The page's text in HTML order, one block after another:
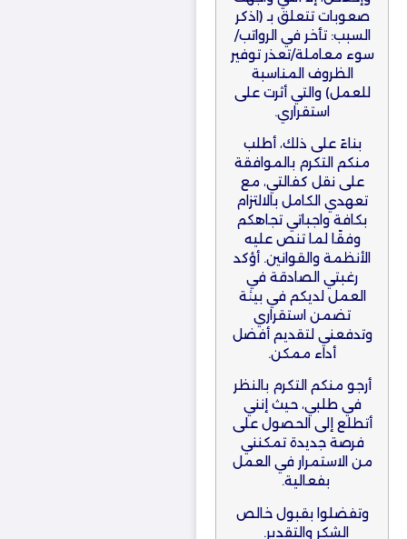
صعوبات تتعلق بـ (اذكر
السبب: تأخر في الرواتب/
سوء معاملة/تعذر توفير
الظروف المناسبة
للعمل) والتي أثرت على
استقراري.
بناءً على ذلك، أطلب
منكم التكرم بالموافقة
على نقل كفالتي، مع
تعهدي الكامل بالالتزام
بكافة واجباتي تجاهكم
وفقًا لما تنص عليه
الأنظمة والقوانين. أؤكد
رغبتي الصادقة في
العمل لديكم في بيئة
تضمن استقراري
وتدفعني لتقديم أفضل
أداء ممكن.
أرجو منكم التكرم بالنظر
في طلبي، حيث إنني
أتطلع إلى الحصول على
فرصة جديدة تمكنني
من الاستمرار في العمل
بفعالية.
وتفضلوا بقبول خالص
الشكر والتقدير.